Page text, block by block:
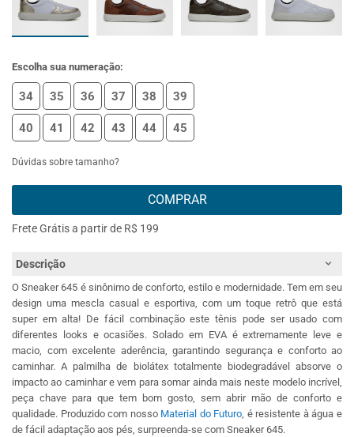
Escolha sua numeração:
34 35 36 37 38 39
40 41 42 43 44 45
Dúvidas sobre tamanho?
COMPRAR
Frete Grátis a partir de R$ 199
Descrição
O Sneaker 645 é sinônimo de conforto, estilo e modernidade. Tem em seu
design uma mescla casual e esportiva, com um toque retrô que está
super em alta! De fácil combinação este tênis pode ser usado com
diferentes looks e ocasiões. Solado em EVA é extremamente leve e
macio, com excelente aderência, garantindo segurança e conforto ao
caminhar. A palmilha de biolátex totalmente biodegradável absorve o
impacto ao caminhar e vem para somar ainda mais neste modelo incrível,
peça chave para que tem bom gosto, sem abrir mão de conforto e
qualidade. Produzido com nosso Material do Futuro, é resistente à água e
de fácil adaptação aos pés, surpreenda-se com Sneaker 645.